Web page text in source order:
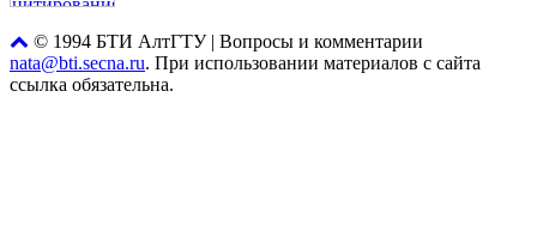
© 1994 БТИ АлтГТУ | Вопросы и комментарии
nata@bti.secna.ru. При использовании материалов с сайта
ссылка обязательна.